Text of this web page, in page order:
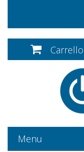
Carrello
Menu